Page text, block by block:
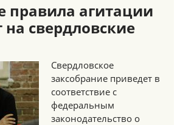
правила агитации
свердловские
Свердловское
заксобрание приведет в
соответствие с
федеральным
законодательство о